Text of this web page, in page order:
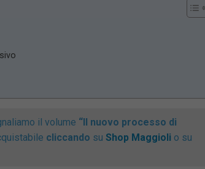
il volume “Il nuovo processo di
cliccando su Shop Maggioli o su